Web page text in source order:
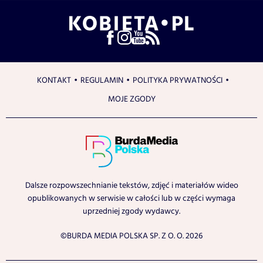
KONTAKT REGULAMIN
POLITYKA PRYWATNOŚCI
MOJE ZGODY
Dalsze rozpowszechnianie tekstów, zdjęć i materiałów wideo
opublikowanych w serwisie w całości lub w części wymaga
uprzedniej zgody wydawcy.
©BURDA MEDIA POLSKA SP. Z O. O. 2026